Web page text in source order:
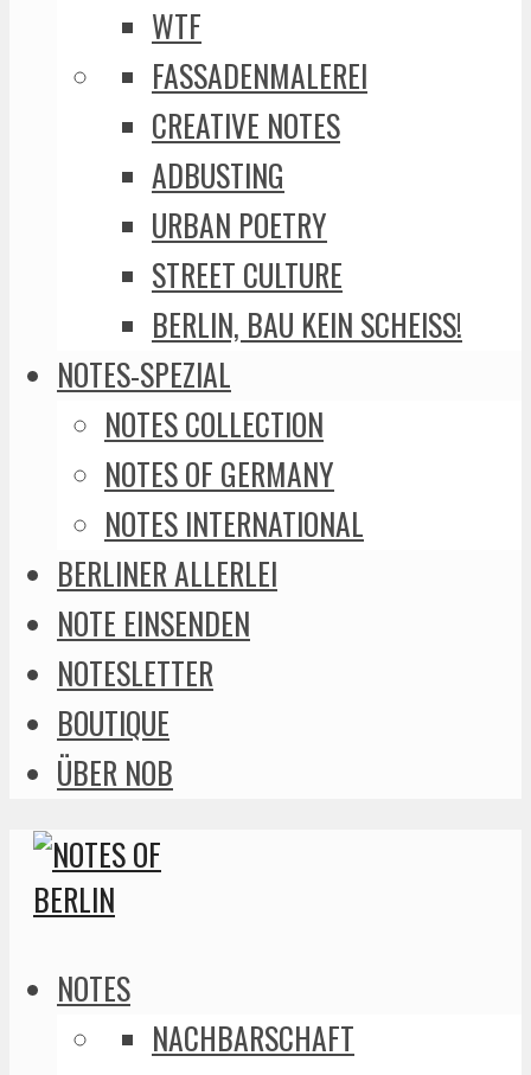
WTF
FASSADENMALEREI
CREATIVE NOTES
ADBUSTING
URBAN POETRY
STREET CULTURE
BERLIN, BAU KEIN SCHEISS!
NOTES-SPEZIAL
NOTES COLLECTION
NOTES OF GERMANY
NOTES INTERNATIONAL
BERLINER ALLERLEI
NOTE EINSENDEN
NOTESLETTER
BOUTIQUE
ÜBER NOB
NOTES
NACHBARSCHAFT